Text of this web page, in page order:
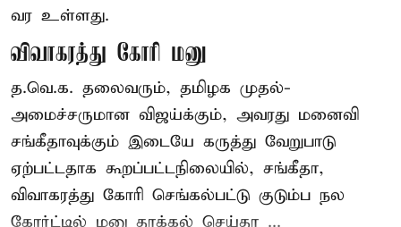
வர உள்ளது.
விவாகரத்து கோரி மனு
த.வெ.க. தலைவரும், தமிழக முதல்-
அமைச்சருமான விஜய்க்கும், அவரது மனைவி
சங்கீதாவுக்கும் இடையே கருத்து வேறுபாடு
ஏற்பட்டதாக கூறப்பட்டநிலையில், சங்கீதா,
விவாகரத்து கோரி செங்கல்பட்டு குடும்ப நல
கோர்ட்டில் மனு தாக்கல் செய்தா ...